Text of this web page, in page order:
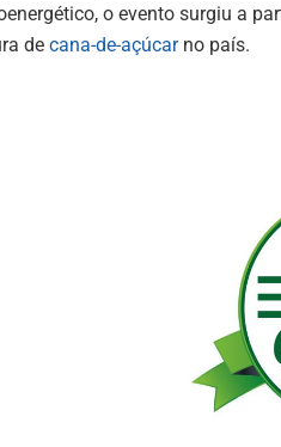
o evento surgiu a
de cana-de-açúcarno país.